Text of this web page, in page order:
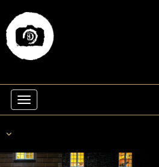
Toggle Navigation